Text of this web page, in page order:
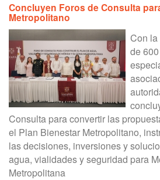
Concluyen Foros de Consulta
Metropolitano
Con
de
Consulta para convertir las
el Plan Bienestar Metropolitano,
las decisiones, inversiones y
agua, vialidades y seguridad para
Metropolitana